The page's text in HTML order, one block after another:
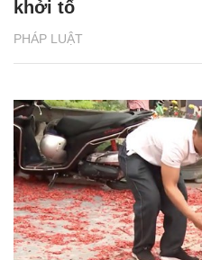
PHÁP LUẬT
khởi tố